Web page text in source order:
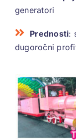
generatori
Prednosti:
dugoročni